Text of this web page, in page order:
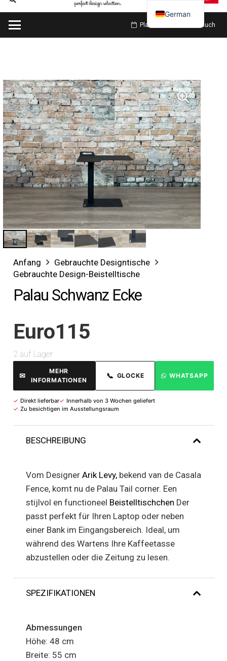
Planen Sie meinen Besuch
Anfang
Gebrauchte Designtische
Gebrauchte Design-Beistelltische
Palau Schwanz Ecke
Euro115
2 auf Lager
✉
MEHR
INFORMATIONEN
📞 GLOCKE WHATSAPP
✓ Direkt lieferbar✓ Innerhalb von 3 Wochen geliefert
✓ Zu besichtigen im Ausstellungsraum
BESCHREIBUNG
Vom Designer Arik Levy, bekend van de Casala
Fence, komt nu de Palau Tail corner. Een
stijlvol en functioneel Beistelltischchen Der
passt perfekt für Ihren Laptop oder neben
einer Bank im Eingangsbereich. Ideal, um
während des Wartens Ihre Kaffeetasse
abzustellen oder die Zeitung zu lesen.
SPEZIFIKATIONEN
Abmessungen
Höhe: 48 cm
Breite: 55 cm
German